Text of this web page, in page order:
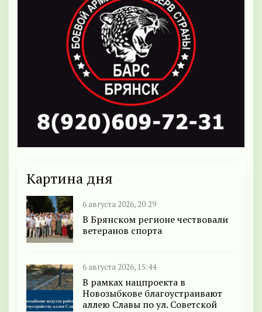
Картина дня
6 августа 2026, 20:29
В Брянском регионе чествовали
ветеранов спорта
6 августа 2026, 15:44
В рамках нацпроекта в
Новозыбкове благоустраивают
аллею Славы по ул. Советской